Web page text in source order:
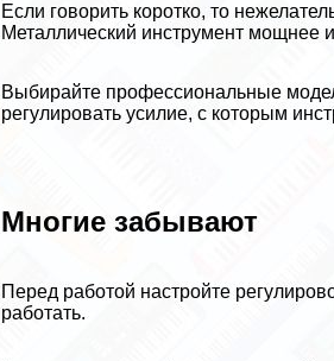
Если говорить коротко, то
Металлический инструмент мощнее
Выбирайте профессиональные
регулировать усилие, с которым
Многие забывают
Перед работой настройте
работать.